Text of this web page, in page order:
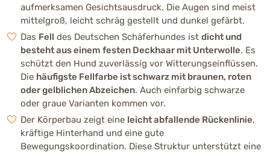
aufmerksamen Gesichtsausdruck. Die Augen sind meist
mittelgroß, leicht schräg gestellt und dunkel gefärbt.
Das Fell des Deutschen Schäferhundes ist dicht und
besteht aus einem festen Deckhaar mit Unterwolle. Es
schützt den Hund zuverlässig vor Witterungseinflüssen.
Die häufigste Fellfarbe ist schwarz mit braunen, roten
oder gelblichen Abzeichen. Auch einfarbig schwarze
oder graue Varianten kommen vor.
Der Körperbau zeigt eine leicht abfallende Rückenlinie,
kräftige Hinterhand und eine gute
Bewegungskoordination. Diese Struktur unterstützt eine